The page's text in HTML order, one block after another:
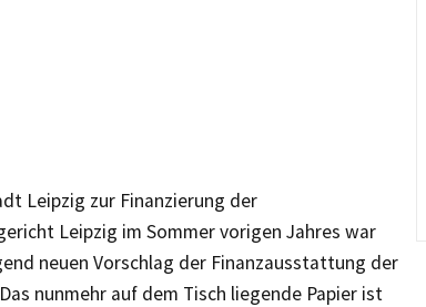
Leipzig zur Finanzierung der
Leipzig im Sommer vorigen Jahres war
neuen Vorschlag der Finanzausstattung der
nunmehr auf dem Tisch liegende Papier ist